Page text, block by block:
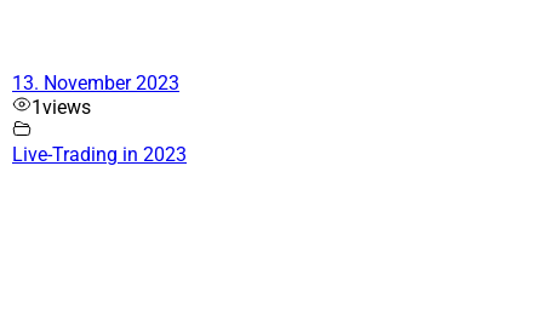
13. November 2023
1views
Live-Trading in 2023